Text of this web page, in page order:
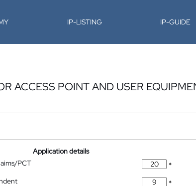
IP-LISTING IP-GUIDE
ACCESS POINT AND USER
Application details
PCT
*
*